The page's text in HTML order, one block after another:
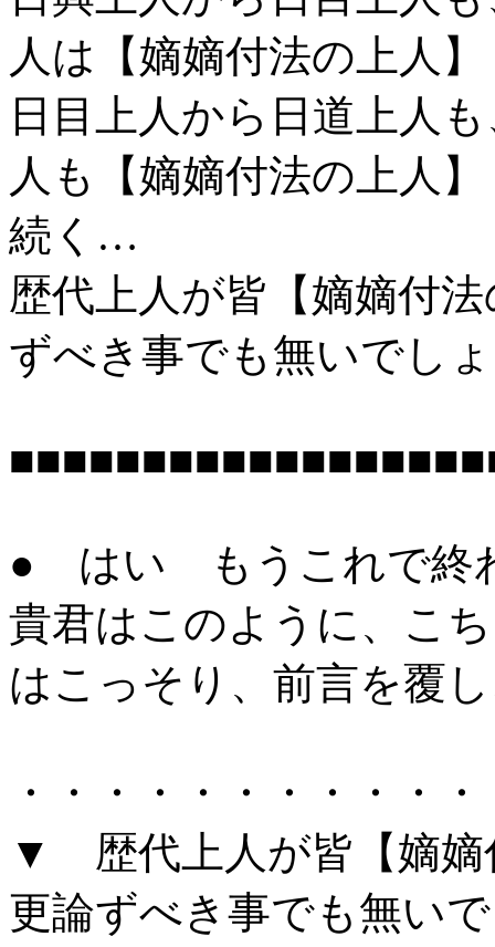
人は【嫡嫡付法の上人】
日目上人から日道上人
人も【嫡嫡付法の上人】
続く…
歴代上人が皆【嫡嫡付
ずべき事でも無いでし
● はい もうこれで終
貴君はこのように、こ
はこっそり、前言を覆
・・・・・・・・・・
▼ 歴代上人が皆【嫡嫡
更論ずべき事でも無い